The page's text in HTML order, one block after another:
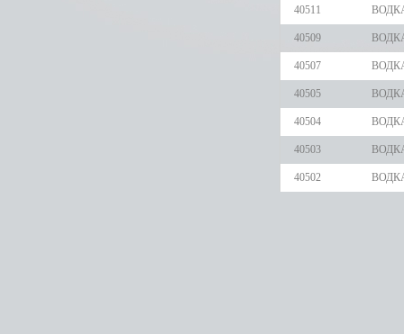
40511
40509
40507
40505
40504
40503
40502